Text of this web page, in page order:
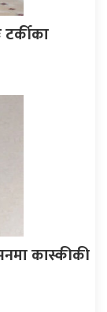
टर्कीका
कास्कीकी